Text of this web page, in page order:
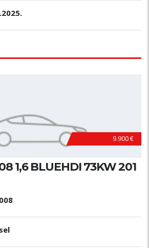
9.900 €
1,6 BLUEHDI 73KW 201